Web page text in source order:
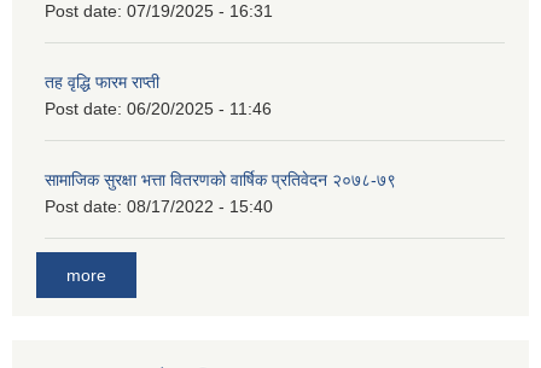
Post date: 07/19/2025 - 16:31
तह वृद्धि फारम राप्ती
Post date: 06/20/2025 - 11:46
सामाजिक सुरक्षा भत्ता वितरणको वार्षिक प्रतिवेदन २०७८-७९
Post date: 08/17/2022 - 15:40
more